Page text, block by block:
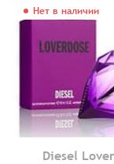
Нет в наличии
Diesel